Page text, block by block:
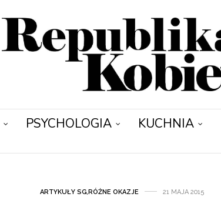
PSYCHOLOGIA KUCHNIA
ARTYKUŁY SG,RÓŻNE OKAZJE 21 MAJA 2015